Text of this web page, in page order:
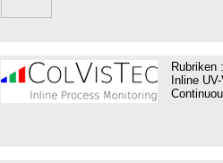
Rubriken :
Inline